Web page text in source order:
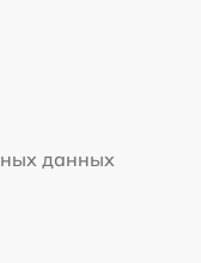
данных